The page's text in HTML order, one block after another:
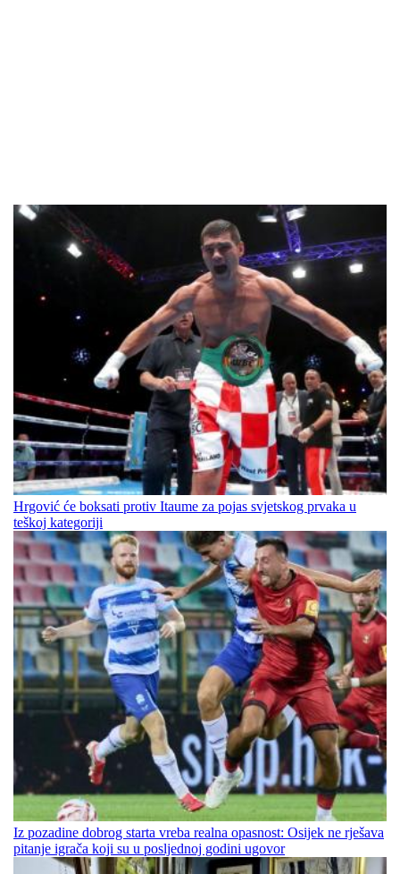
Hrgović će boksati protiv Itaume za pojas svjetskog prvaka u
teškoj kategoriji
Iz pozadine dobrog starta vreba realna opasnost: Osijek ne rješava
pitanje igrača koji su u posljednoj godini ugovor